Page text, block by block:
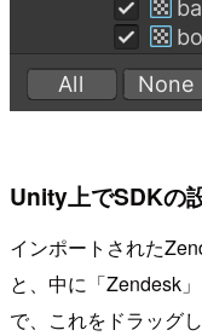
Unity上でSDKの
インポートされた
と、中に「Zendesk
で、これをドラッグ